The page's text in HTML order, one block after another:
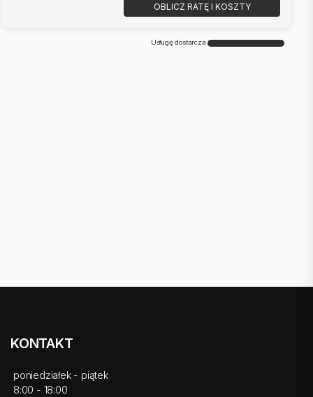
OBLICZ RATĘ I KOSZTY
Usługę dostarcza
KONTAKT
poniedziałek - piątek
8:00 - 18:00